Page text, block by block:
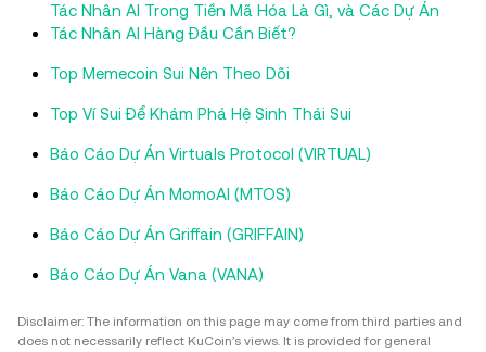
Tác Nhân AI Trong Tiền Mã Hóa Là Gì, và Các Dự Án
Tác Nhân AI Hàng Đầu Cần Biết?
Top Memecoin Sui Nên Theo Dõi
Top Ví Sui Để Khám Phá Hệ Sinh Thái Sui
Báo Cáo Dự Án Virtuals Protocol (VIRTUAL)
Báo Cáo Dự Án MomoAI (MTOS)
Báo Cáo Dự Án Griffain (GRIFFAIN)
Báo Cáo Dự Án Vana (VANA)
Disclaimer: The information on this page may come from third parties and
does not necessarily reflect KuCoin’s views. It is provided for general